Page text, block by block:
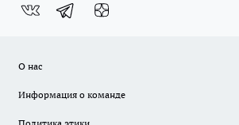
О нас
Информация о команде